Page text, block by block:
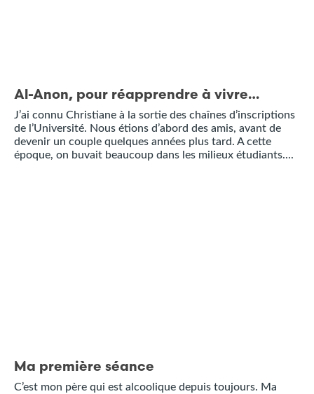
Al-Anon, pour réapprendre à vivre…
J’ai connu Christiane à la sortie des chaînes d’inscriptions
de l’Université. Nous étions d’abord des amis, avant de
devenir un couple quelques années plus tard. A cette
époque, on buvait beaucoup dans les milieux étudiants....
Ma première séance
C’est mon père qui est alcoolique depuis toujours. Ma